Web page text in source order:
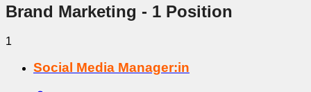
Brand Marketing - 1 Position
1
Social Media Manager:in